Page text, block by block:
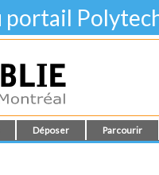
portail
Déposer Parcourir